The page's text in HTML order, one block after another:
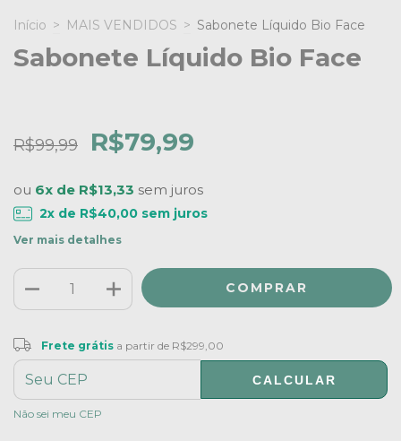
Início > MAIS VENDIDOS > Sabonete Líquido Bio Face
Sabonete Líquido Bio Face
R$99,99 R$79,99
ou 6x de R$13,33 sem juros
2x de R$40,00sem juros
Ver mais detalhes
Frete grátis R$299,00
Entregas para o CEP: ALTERAR CEP
Frete grátisa partir de R$299,00
CALCULAR
Não sei meu CEP